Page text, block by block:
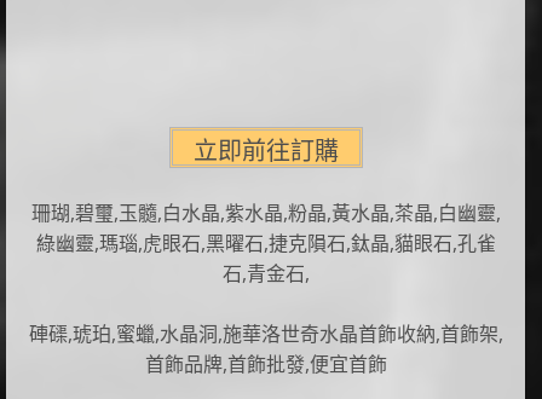
珊瑚,碧璽,玉髓,白水晶,紫水晶,粉晶,黃水晶,茶晶,白幽靈,
綠幽靈,瑪瑙,虎眼石,黑曜石,捷克隕石,鈦晶,貓眼石,孔雀
石,青金石,
硨磲,琥珀,蜜蠟,水晶洞,施華洛世奇水晶首飾收納,首飾架,
首飾品牌,首飾批發,便宜首飾